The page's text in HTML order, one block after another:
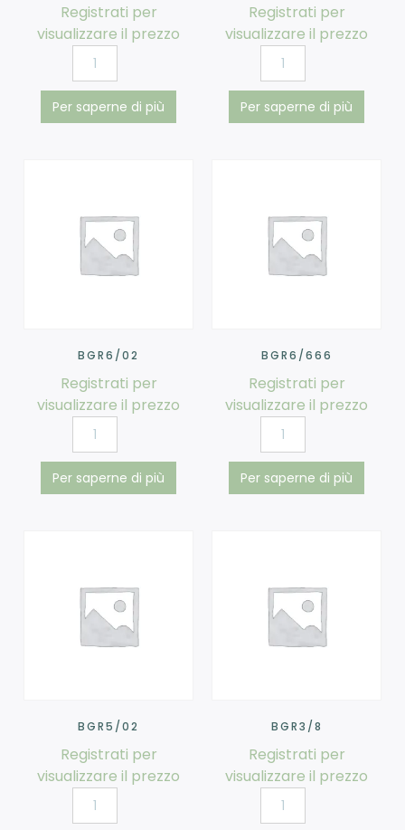
Registrati per
visualizzare il prezzo
Per saperne di più
Registrati per
visualizzare il prezzo
Per saperne di più
BGR6/02
Registrati per
visualizzare il prezzo
Per saperne di più
BGR6/666
Registrati per
visualizzare il prezzo
Per saperne di più
BGR5/02
Registrati per
visualizzare il prezzo
BGR3/8
Registrati per
visualizzare il prezzo